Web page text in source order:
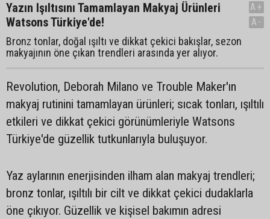
Yazın Işıltısını Tamamlayan Makyaj Ürünleri
Watsons Türkiye'de!
Bronz tonlar, doğal ışıltı ve dikkat çekici bakışlar, sezon
makyajının öne çıkan trendleri arasında yer alıyor.
A+
A-
Revolution, Deborah Milano ve Trouble Maker'ın
makyaj rutinini tamamlayan ürünleri; sıcak tonları, ışıltılı
etkileri ve dikkat çekici görünümleriyle Watsons
Türkiye'de güzellik tutkunlarıyla buluşuyor.
Yaz aylarının enerjisinden ilham alan makyaj trendleri;
bronz tonlar, ışıltılı bir cilt ve dikkat çekici dudaklarla
öne çıkıyor. Güzellik ve kişisel bakımın adresi